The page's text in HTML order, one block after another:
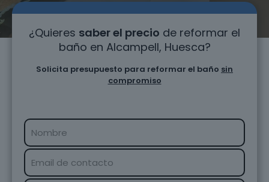
¿Quieres saber el precio de reformar el
baño en Alcampell, Huesca?
Solicita presupuesto para reformar el baño sin
compromiso